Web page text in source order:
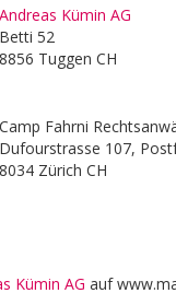
Andreas Kümin AG
Betti 52
8856 Tuggen CH
Camp Fahrni
Dufourstrasse 107,
8034 Zürich CH
Kümin AG auf